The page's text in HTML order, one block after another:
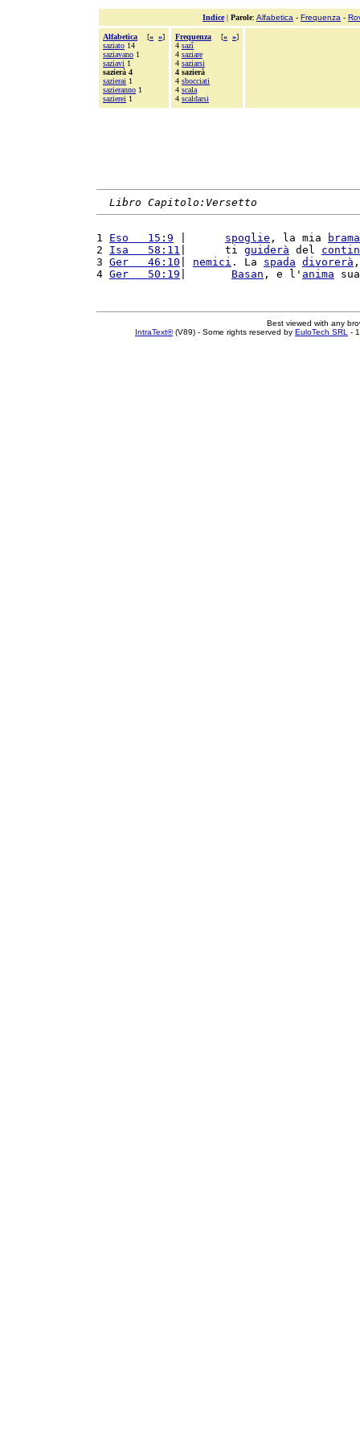
Indice| Parole: Alfabetica - Frequenza -
Alfabetica [« »]
saziato 14
saziavano 1
saziavi 1
sazierà 4
sazierai 1
sazieranno 1
sazierei 1
Frequenza [« »]
4 sazî
4 saziare
4 saziarsi
4 sazierà
4 sbocciati
4 scala
4 scaldarsi
Libro Capitolo:Versetto
1 Eso   15:9 spoglie , la mia
brama
2 Isa   58:11 |      ti guiderà del
3 Ger   46:10 nemici . La spada divorerà
4 Ger   50:19 Basan , e l' anima
Best viewed with any
IntraText®(V89) - Some rights reserved by EuloTech SRL -